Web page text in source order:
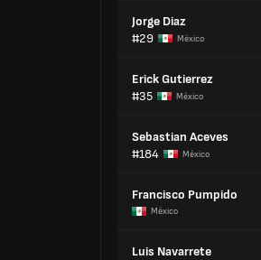
Jorge Diaz
#29
México
Erick Gutierrez
#35
México
Sebastian Aceves
#184
México
Francisco Pumpido
México
Luis Navarrete